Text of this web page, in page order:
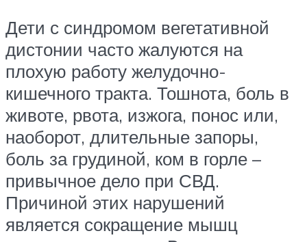
Дети с синдромом вегетативной
дистонии часто жалуются на
плохую работу желудочно-
кишечного тракта. Тошнота, боль в
животе, рвота, изжога, понос или,
наоборот, длительные запоры,
боль за грудиной, ком в горле –
привычное дело при СВД.
Причиной этих нарушений
является сокращение мышц